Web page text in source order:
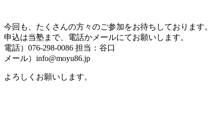
今回も、たくさんの方々のご参加をお待ちしております。
申込は当塾まで、電話かメールにてお願いします。
電話）076-298-0086 担当：谷口
メール）info@moyu86.jp
よろしくお願いします。